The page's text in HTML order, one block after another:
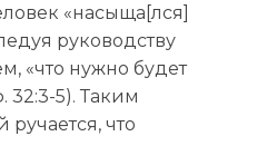
«насыща[лся]
руководству
«что нужно будет
32:3-5). Таким
ручается, что